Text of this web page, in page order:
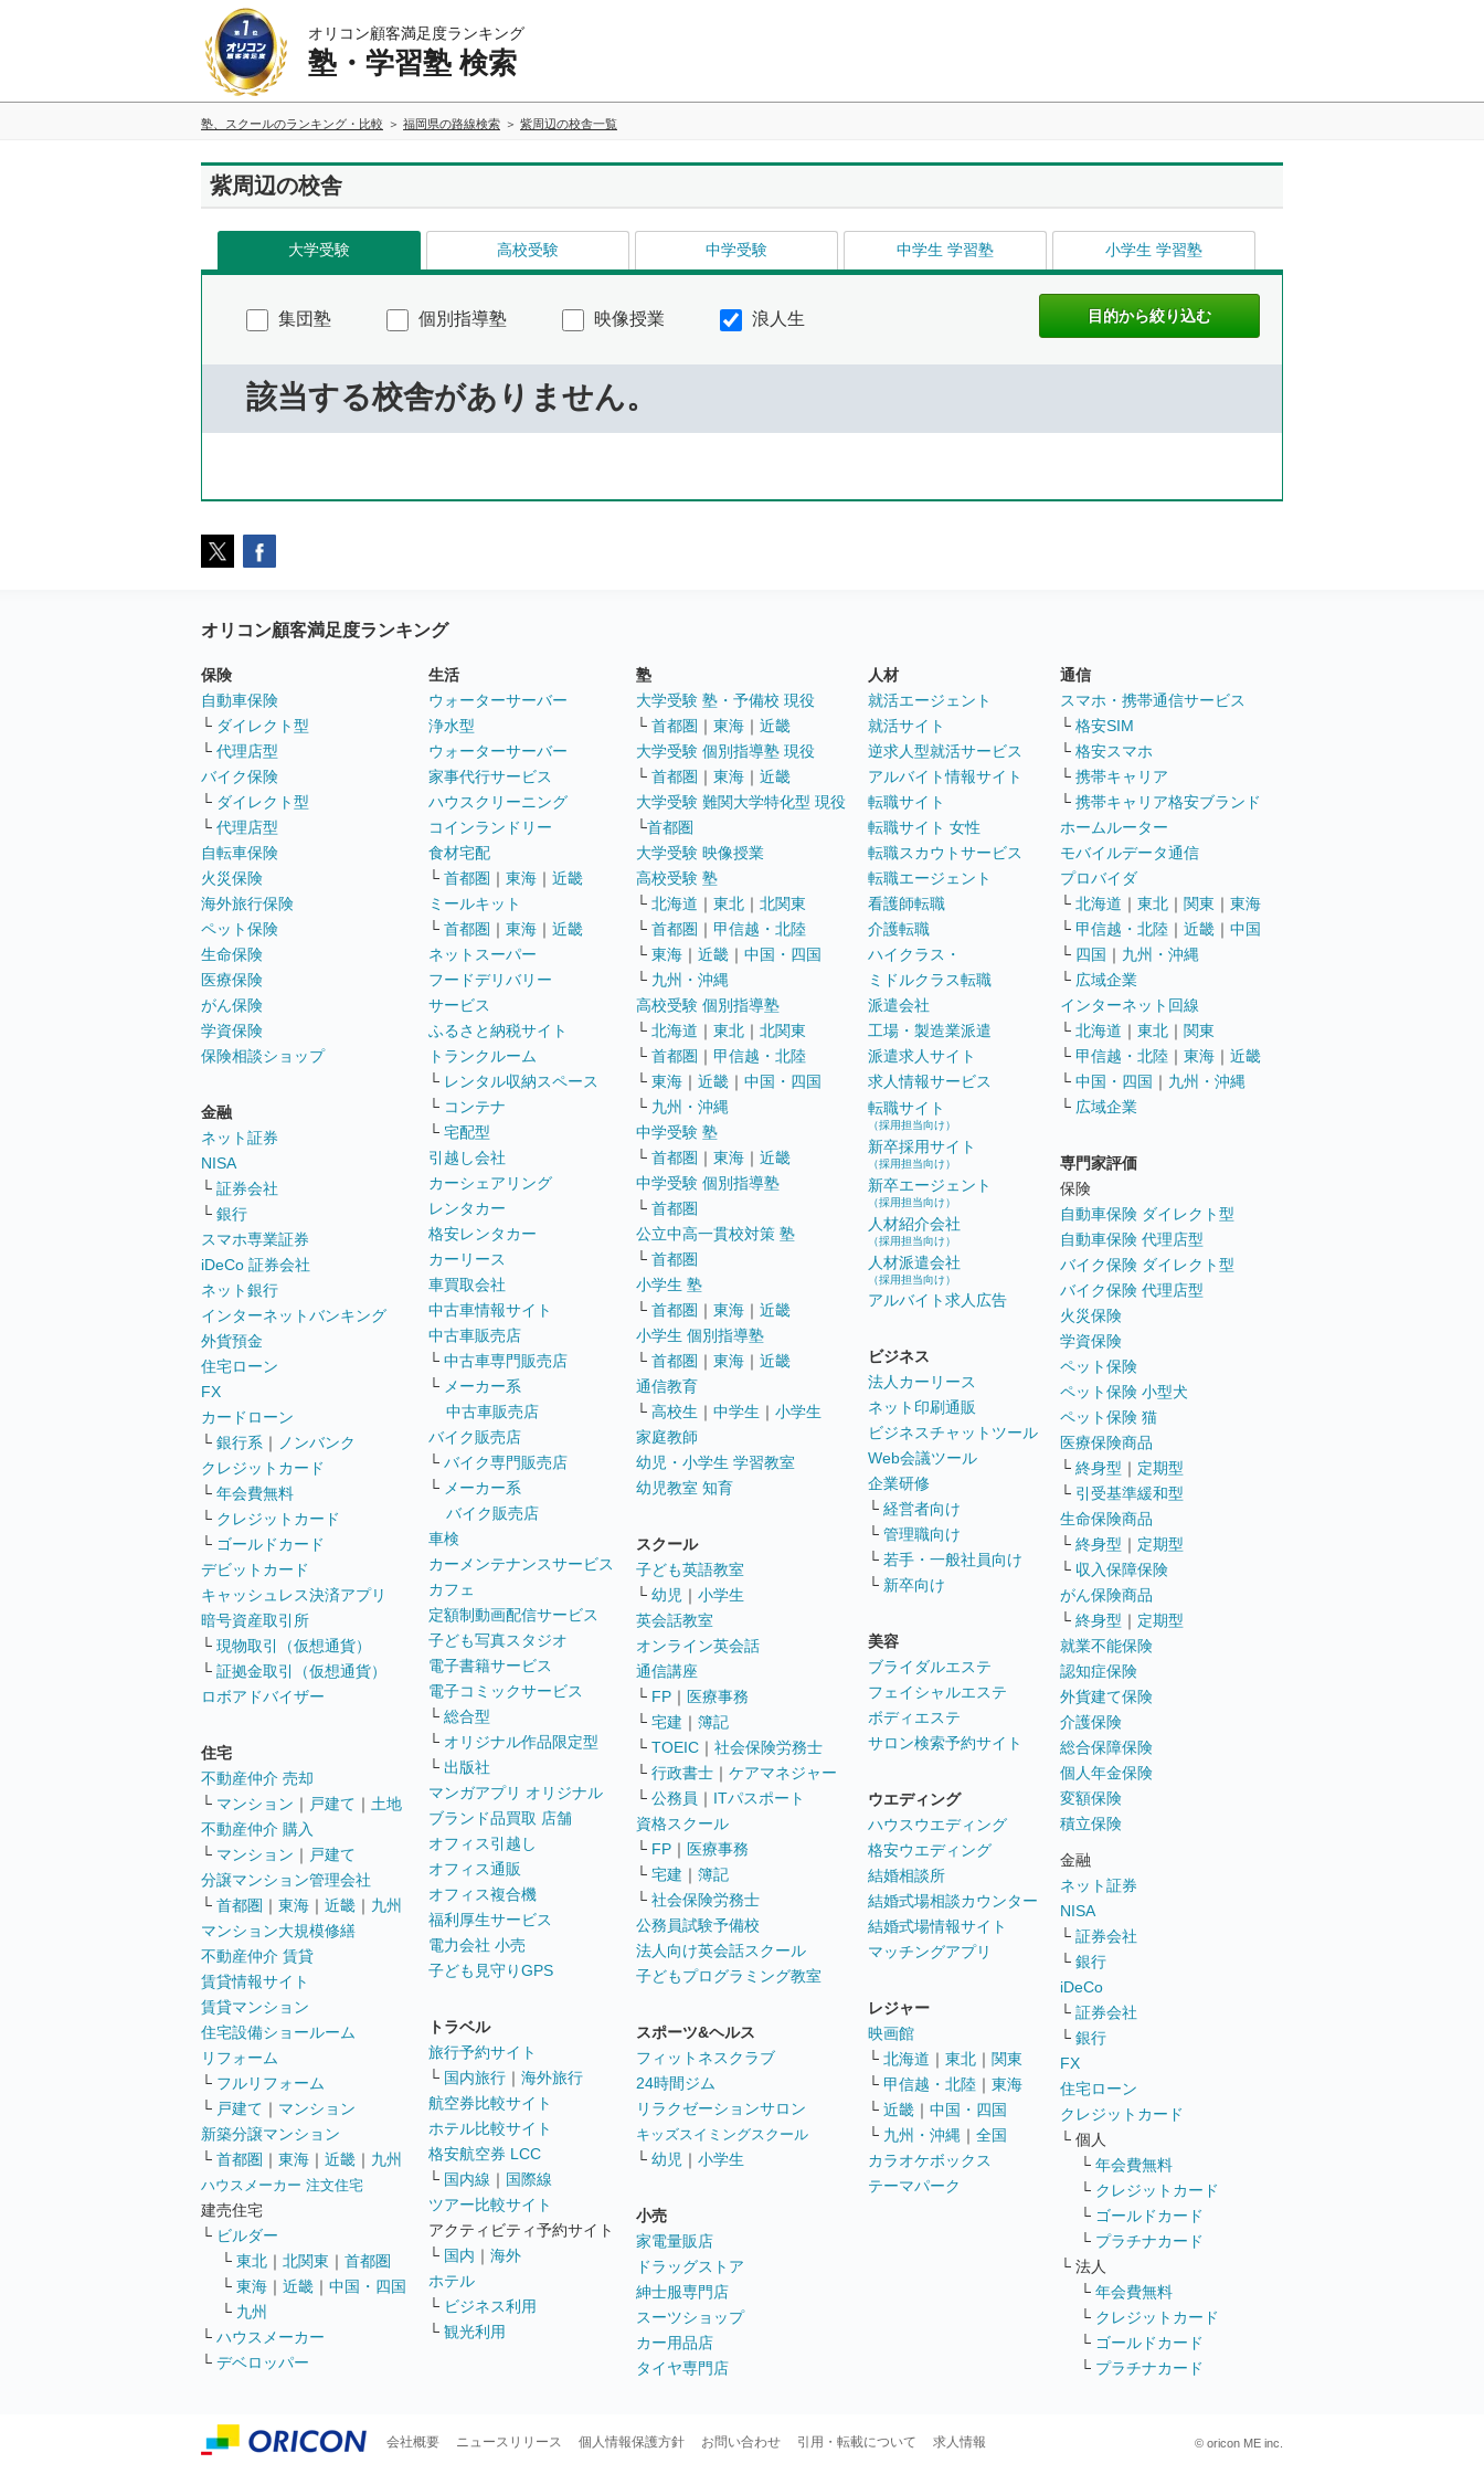
オリコン顧客満足度ランキング
塾・学習塾 検索
塾、スクールのランキング・比較 福岡県の路線検索 紫周辺の校舎一覧
紫周辺の校舎
大学受験 高校受験 中学受験 中学生 学習塾 小学生 学習塾
集団塾 個別指導塾 映像授業 浪人生
該当する校舎がありません。
オリコン顧客満足度ランキング
保険
自動車保険
└ ダイレクト型
└ 代理店型
バイク保険
└ ダイレクト型
└ 代理店型
自転車保険
火災保険
海外旅行保険
ペット保険
生命保険
医療保険
がん保険
学資保険
保険相談ショップ
金融
ネット証券
NISA
└ 証券会社
└ 銀行
スマホ専業証券
iDeCo 証券会社
ネット銀行
インターネットバンキング
外貨預金
住宅ローン
FX
カードローン
└ 銀行系 ｜
ノンバンク
クレジットカード
└ 年会費無料
└ クレジットカード
└ ゴールドカード
デビットカード
キャッシュレス決済アプリ
暗号資産取引所
└ 現物取引（仮想通貨）
└ 証拠金取引（仮想通貨）
ロボアドバイザー
住宅
不動産仲介 売却
└ マンション ｜ 戸建て ｜ 土地
不動産仲介 購入
└ マンション ｜ 戸建て
分譲マンション管理会社
└ 首都圏 ｜ 東海 ｜ 近畿 ｜ 九州
マンション大規模修繕
不動産仲介 賃貸
賃貸情報サイト
賃貸マンション
住宅設備ショールーム
リフォーム
└ フルリフォーム
└ 戸建て ｜ マンション
新築分譲マンション
└ 首都圏 ｜ 東海 ｜ 近畿 ｜ 九州
ハウスメーカー 注文住宅
建売住宅
└ ビルダー
└ 東北 ｜ 北関東 ｜ 首都圏
└ 東海 ｜ 近畿 ｜ 中国・四国
└ 九州
└ ハウスメーカー
└ デベロッパー
生活
ウォーターサーバー
浄水型
ウォーターサーバー
家事代行サービス
ハウスクリーニング
コインランドリー
食材宅配
└ 首都圏 ｜ 東海 ｜ 近畿
ミールキット
└ 首都圏 ｜ 東海 ｜ 近畿
ネットスーパー
フードデリバリー
サービス
ふるさと納税サイト
トランクルーム
└ レンタル収納スペース
└ コンテナ
└ 宅配型
引越し会社
カーシェアリング
レンタカー
格安レンタカー
カーリース
車買取会社
中古車情報サイト
中古車販売店
└ 中古車専門販売店
└ メーカー系
中古車販売店
バイク販売店
└ バイク専門販売店
└ メーカー系
バイク販売店
車検
カーメンテナンスサービス
カフェ
定額制動画配信サービス
子ども写真スタジオ
電子書籍サービス
電子コミックサービス
└ 総合型
└ オリジナル作品限定型
└ 出版社
マンガアプリ オリジナル
ブランド品買取 店舗
オフィス引越し
オフィス通販
オフィス複合機
福利厚生サービス
電力会社 小売
子ども見守りGPS
トラベル
旅行予約サイト
└ 国内旅行 ｜ 海外旅行
航空券比較サイト
ホテル比較サイト
格安航空券 LCC
└ 国内線 ｜ 国際線
ツアー比較サイト
アクティビティ予約サイト
└ 国内 ｜ 海外
ホテル
└ ビジネス利用
└ 観光利用
塾
大学受験 塾・予備校 現役
└ 首都圏 ｜ 東海 ｜ 近畿
大学受験 個別指導塾 現役
└ 首都圏 ｜ 東海 ｜ 近畿
大学受験 難関大学特化型 現役
└首都圏
大学受験 映像授業
高校受験 塾
└ 北海道 ｜ 東北 ｜ 北関東
└ 首都圏 ｜ 甲信越・北陸
└ 東海 ｜ 近畿 ｜ 中国・四国
└ 九州・沖縄
高校受験 個別指導塾
└ 北海道 ｜ 東北 ｜ 北関東
└ 首都圏 ｜ 甲信越・北陸
└ 東海 ｜ 近畿 ｜ 中国・四国
└ 九州・沖縄
中学受験 塾
└ 首都圏 ｜ 東海 ｜ 近畿
中学受験 個別指導塾
└ 首都圏
公立中高一貫校対策 塾
└ 首都圏
小学生 塾
└ 首都圏 ｜ 東海 ｜ 近畿
小学生 個別指導塾
└ 首都圏 ｜ 東海 ｜ 近畿
通信教育
└ 高校生 ｜ 中学生 ｜ 小学生
家庭教師
幼児・小学生 学習教室
幼児教室 知育
スクール
子ども英語教室
└ 幼児 ｜ 小学生
英会話教室
オンライン英会話
通信講座
└ FP ｜ 医療事務
└ 宅建 ｜ 簿記
└ TOEIC ｜ 社会保険労務士
└ 行政書士 ｜ ケアマネジャー
└ 公務員 ｜ ITパスポート
資格スクール
└ FP ｜ 医療事務
└ 宅建 ｜ 簿記
└ 社会保険労務士
公務員試験予備校
法人向け英会話スクール
子どもプログラミング教室
スポーツ&ヘルス
フィットネスクラブ
24時間ジム
リラクゼーションサロン
キッズスイミングスクール
└ 幼児 ｜ 小学生
小売
家電量販店
ドラッグストア
紳士服専門店
スーツショップ
カー用品店
タイヤ専門店
人材
就活エージェント
就活サイト
逆求人型就活サービス
アルバイト情報サイト
転職サイト
転職サイト 女性
転職スカウトサービス
転職エージェント
看護師転職
介護転職
ハイクラス・
ミドルクラス転職
派遣会社
工場・製造業派遣
派遣求人サイト
求人情報サービス
転職サイト
（採用担当向け）
新卒採用サイト
（採用担当向け）
新卒エージェント
（採用担当向け）
人材紹介会社
（採用担当向け）
人材派遣会社
（採用担当向け）
アルバイト求人広告
ビジネス
法人カーリース
ネット印刷通販
ビジネスチャットツール
Web会議ツール
企業研修
└ 経営者向け
└ 管理職向け
└ 若手・一般社員向け
└ 新卒向け
美容
ブライダルエステ
フェイシャルエステ
ボディエステ
サロン検索予約サイト
ウエディング
ハウスウエディング
格安ウエディング
結婚相談所
結婚式場相談カウンター
結婚式場情報サイト
マッチングアプリ
レジャー
映画館
└ 北海道 ｜ 東北 ｜ 関東
└ 甲信越・北陸 ｜ 東海
└ 近畿 ｜ 中国・四国
└ 九州・沖縄 ｜ 全国
カラオケボックス
テーマパーク
通信
スマホ・携帯通信サービス
└ 格安SIM
└ 格安スマホ
└ 携帯キャリア
└ 携帯キャリア格安ブランド
ホームルーター
モバイルデータ通信
プロバイダ
└ 北海道 ｜ 東北 ｜ 関東 ｜ 東海
└ 甲信越・北陸 ｜ 近畿 ｜ 中国
└ 四国 ｜ 九州・沖縄
└ 広域企業
インターネット回線
└ 北海道 ｜ 東北 ｜ 関東
└ 甲信越・北陸 ｜ 東海 ｜ 近畿
└ 中国・四国 ｜ 九州・沖縄
└ 広域企業
専門家評価
保険
自動車保険 ダイレクト型
自動車保険 代理店型
バイク保険 ダイレクト型
バイク保険 代理店型
火災保険
学資保険
ペット保険
ペット保険 小型犬
ペット保険 猫
医療保険商品
└ 終身型 ｜ 定期型
└ 引受基準緩和型
生命保険商品
└ 終身型 ｜ 定期型
└ 収入保障保険
がん保険商品
└ 終身型 ｜ 定期型
就業不能保険
認知症保険
外貨建て保険
介護保険
総合保障保険
個人年金保険
変額保険
積立保険
金融
ネット証券
NISA
└ 証券会社
└ 銀行
iDeCo
└ 証券会社
└ 銀行
FX
住宅ローン
クレジットカード
└ 個人
└ 年会費無料
└ クレジットカード
└ ゴールドカード
└ プラチナカード
└ 法人
└ 年会費無料
└ クレジットカード
└ ゴールドカード
└ プラチナカード
会社概要 ニュースリリース 個人情報保護方針 お問い合わせ 引用・転載について 求人情報 © oricon ME inc.